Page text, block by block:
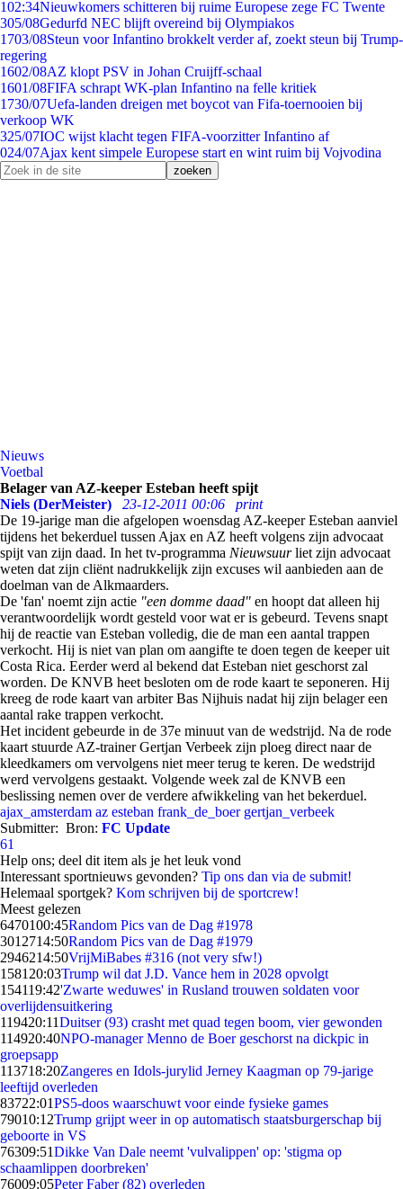
102:34Nieuwkomers schitteren bij ruime Europese zege FC Twente
305/08Gedurfd NEC blijft overeind bij Olympiakos
1703/08Steun voor Infantino brokkelt verder af, zoekt steun bij Trump-
regering
1602/08AZ klopt PSV in Johan Cruijff-schaal
1601/08FIFA schrapt WK-plan Infantino na felle kritiek
1730/07Uefa-landen dreigen met boycot van Fifa-toernooien bij
verkoop WK
325/07IOC wijst klacht tegen FIFA-voorzitter Infantino af
024/07Ajax kent simpele Europese start en wint ruim bij Vojvodina
Nieuws
Voetbal
Belager van AZ-keeper Esteban heeft spijt
Niels (DerMeister)
23-12-2011 00:06
print
De 19-jarige man die afgelopen woensdag AZ-keeper Esteban aanviel
tijdens het bekerduel tussen Ajax en AZ heeft volgens zijn advocaat
spijt van zijn daad. In het tv-programma Nieuwsuurliet zijn advocaat
weten dat zijn cliënt nadrukkelijk zijn excuses wil aanbieden aan de
doelman van de Alkmaarders.
De 'fan' noemt zijn actie "een domme daad" en hoopt dat alleen hij
verantwoordelijk wordt gesteld voor wat er is gebeurd. Tevens snapt
hij de reactie van Esteban volledig, die de man een aantal trappen
verkocht. Hij is niet van plan om aangifte te doen tegen de keeper uit
Costa Rica. Eerder werd al bekend dat Esteban niet geschorst zal
worden. De KNVB heet besloten om de rode kaart te seponeren. Hij
kreeg de rode kaart van arbiter Bas Nijhuis nadat hij zijn belager een
aantal rake trappen verkocht.
Het incident gebeurde in de 37e minuut van de wedstrijd. Na de rode
kaart stuurde AZ-trainer Gertjan Verbeek zijn ploeg direct naar de
kleedkamers om vervolgens niet meer terug te keren. De wedstrijd
werd vervolgens gestaakt. Volgende week zal de KNVB een
beslissing nemen over de verdere afwikkeling van het bekerduel.
ajax_amsterdam az esteban frank_de_boer gertjan_verbeek
Submitter: Bron: FC Update
61
Help ons; deel dit item als je het leuk vond
Interessant sportnieuws gevonden? Tip ons dan via de submit!
Helemaal sportgek? Kom schrijven bij de sportcrew!
Meest gelezen
6470100:45Random Pics van de Dag #1978
3012714:50Random Pics van de Dag #1979
2946214:50VrijMiBabes #316 (not very sfw!)
1581 20:03Trump wil dat J.D. Vance hem in 2028 opvolgt
154119:42'Zwarte weduwes' in Rusland trouwen soldaten voor
overlijdensuitkering
119420:11Duitser (93) crasht met quad tegen boom, vier gewonden
114920:40NPO-manager Menno de Boer geschorst na dickpic in
groepsapp
113718:20Zangeres en Idols-jurylid Jerney Kaagman op 79-jarige
leeftijd overleden
83722:01PS5-doos waarschuwt voor einde fysieke games
79010:12Trump grijpt weer in op automatisch staatsburgerschap bij
geboorte in VS
76309:51Dikke Van Dale neemt 'vulvalippen' op: 'stigma op
schaamlippen doorbreken'
76009:05Peter Faber (82) overleden